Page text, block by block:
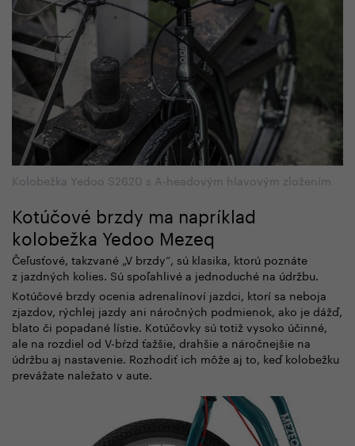
Kolobežka Yedoo S2620 s A-headovým hlavovým zložením
Kotúčové brzdy ma napríklad
kolobežka Yedoo Mezeq
Čeľusťové, takzvané „V brzdy“, sú klasika, ktorú poznáte
z jazdných kolies. Sú spoľahlivé a jednoduché na údržbu.
Kotúčové brzdy ocenia adrenalínoví jazdci, ktorí sa neboja
zjazdov, rýchlej jazdy ani náročných podmienok, ako je dážď,
blato či popadané lístie. Kotúčovky sú totiž vysoko účinné,
ale na rozdiel od V-bŕzd ťažšie, drahšie a náročnejšie na
údržbu aj nastavenie. Rozhodiť ich môže aj to, keď kolobežku
prevážate naležato v aute.